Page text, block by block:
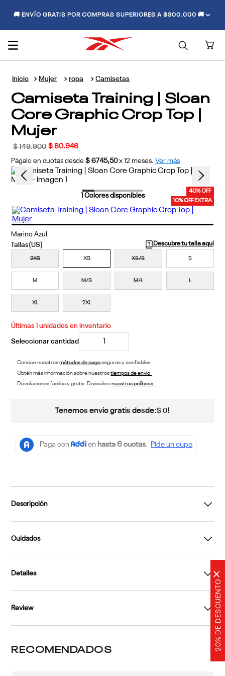
20% DE DESCUENTO
×
🚚 ENVÍO GRATIS POR COMPRAS SUPERIORES A $300.000 🚚
Mujer ropa Camisetas
Camiseta Training | Sloan
Core Graphic Crop Top |
Mujer
$ 149.900 $ 80.946
Págalo en cuotas desde $ 6745,50 x 12 meses. Ver más
40% OFF
10% OFF EXTRA
Colores disponibles
Marino Azul
Descubre tu talla aquí
2XS XS XS/S S
M M/S M/L L
XL 2XL
Últimas unidades en inventario
Conoce nuestrosmétodos de pagoseguros y confiables.
Obtén más información sobre nuestrostiempos de envío.
Devoluciones fáciles y gratis. Descubrenuestras políticas.
Tenemos envío gratis desde:$ 0!
Descripción
Cuidados
Detalles
Review
RECOMENDADOS